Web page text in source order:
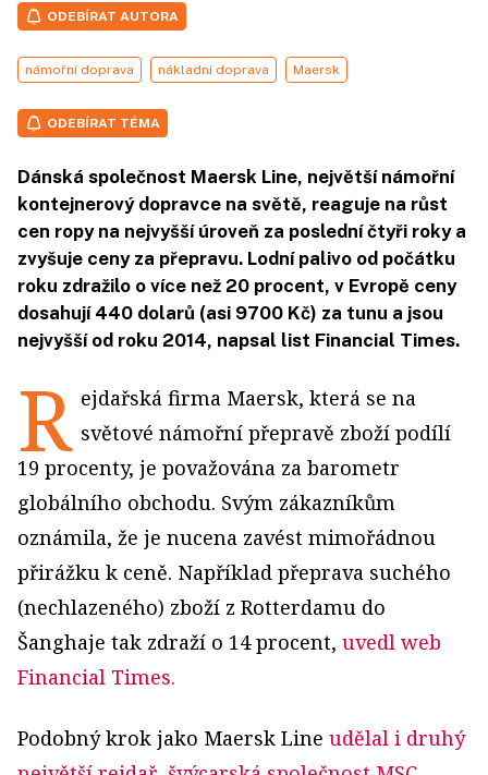
ODEBÍRAT AUTORA
námořní doprava nákladní doprava Maersk
ODEBÍRAT TÉMA
Dánská společnost Maersk Line, největší námořní
kontejnerový dopravce na světě, reaguje na růst
cen ropy na nejvyšší úroveň za poslední čtyři roky a
zvyšuje ceny za přepravu. Lodní palivo od počátku
roku zdražilo o více než 20 procent, v Evropě ceny
dosahují 440 dolarů (asi 9700 Kč) za tunu a jsou
nejvyšší od roku 2014, napsal list Financial Times.
R ejdařská firma Maersk, která se na
světové námořní přepravě zboží podílí
19 procenty, je považována za barometr
globálního obchodu. Svým zákazníkům
oznámila, že je nucena zavést mimořádnou
přirážku k ceně. Například přeprava suchého
(nechlazeného) zboží z Rotterdamu do
Šanghaje tak zdraží o 14 procent, uvedl web
Financial Times.
Podobný krok jako Maersk Line udělal i druhý